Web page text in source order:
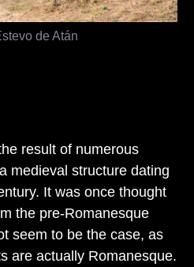
de Atán
result of numerous
medieval structure dating
It was once thought
the pre-Romanesque
seem to be the case, as
are actually Romanesque.